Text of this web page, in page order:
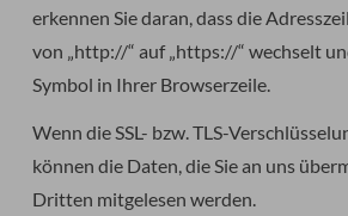
erkennen Sie daran, dass die
von „http://“ auf „https://“ wechselt
Symbol in Ihrer Browserzeile.
Wenn die SSL- bzw. TLS-
können die Daten, die Sie an uns
Dritten mitgelesen werden.